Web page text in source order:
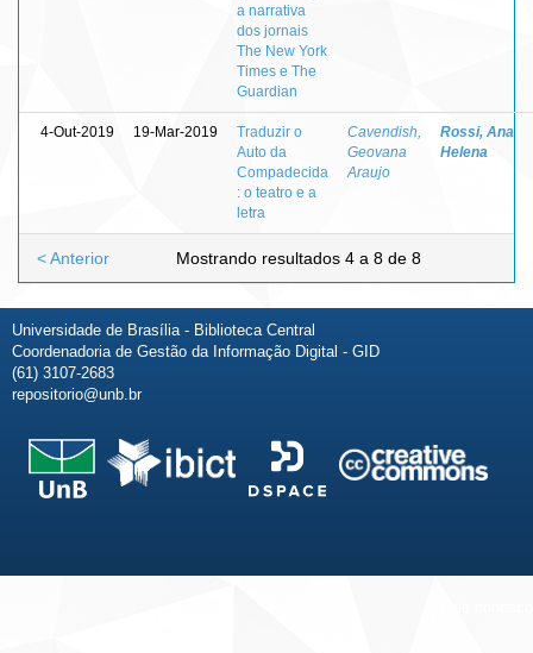
a narrativa
dos jornais
The New York
Times e The
Guardian
4-Out-2019 19-Mar-2019
Traduzir o
Auto da
Compadecida
: o teatro e a
letra
Cavendish,
Geovana
Araujo
Rossi, Ana
Helena
Mostrando resultados 4 a 8 de 8
< Anterior
Universidade de Brasília - Biblioteca Central
Coordenadoria de Gestão da Informação Digital - GID
(61) 3107-2683
repositorio@unb.br